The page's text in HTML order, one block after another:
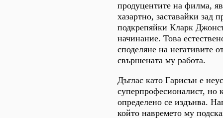
продуцентите на филма,
хазартно, заставайки зад
подкрепяйки Кларк
начинание. Това
споделяне на негативите
свършената му работа.
Дъглас като Гарисън е
суперпрофесионалист, но
определено се издънва.
който навремето му